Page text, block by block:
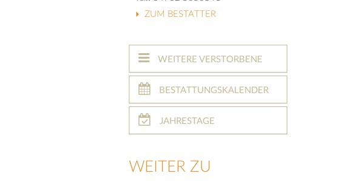
ZUM BESTATTER
WEITERE VERSTORBENE
BESTATTUNGSKALENDER
JAHRESTAGE
WEITER ZU